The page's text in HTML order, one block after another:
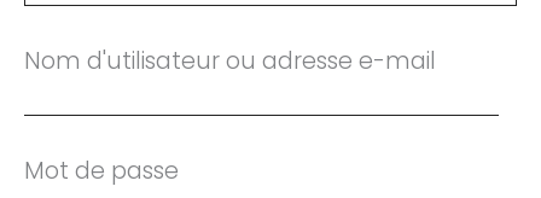
Nom d'utilisateur ou adresse e-mail
Mot de passe